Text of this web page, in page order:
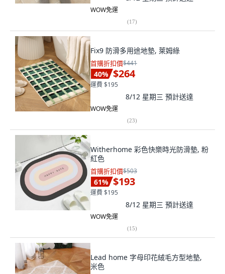
WOW免運
(17)
Fix9 防滑多用途地墊, 萊姆綠
首購折扣價$441
40% $264
運費 $195
8/12 星期三 預計送達
WOW免運
(23)
Witherhome 彩色快樂時光防滑墊, 粉
紅色
首購折扣價$503
61% $193
運費 $195
8/12 星期三 預計送達
WOW免運
(15)
Lead home 字母印花絨毛方型地墊,
米色